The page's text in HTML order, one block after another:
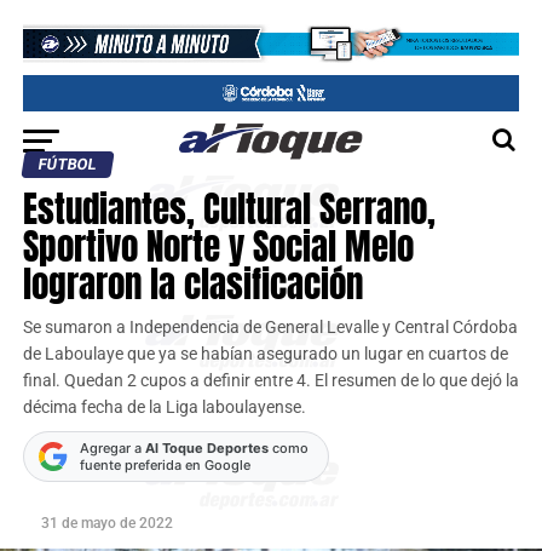
FÚTBOL
Estudiantes, Cultural Serrano,
Sportivo Norte y Social Melo
lograron la clasificación
Se sumaron a Independencia de General Levalle y Central Córdoba
de Laboulaye que ya se habían asegurado un lugar en cuartos de
final. Quedan 2 cupos a definir entre 4. El resumen de lo que dejó la
décima fecha de la Liga laboulayense.
Agregar a Al Toque Deportescomo
fuente preferida en Google
31 de mayo de 2022